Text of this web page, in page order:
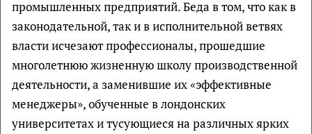
промышленных предприятий. Беда в том, что как в
законодательной, так и в исполнительной ветвях
власти исчезают профессионалы, прошедшие
многолетнюю жизненную школу производственной
деятельности, а заменившие их «эффективные
менеджеры», обученные в лондонских
университетах и тусующиеся на различных ярких